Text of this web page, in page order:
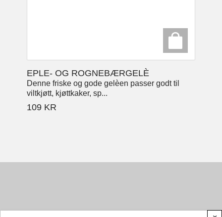
EPLE- OG ROGNEBÆRGELÈ
Denne friske og gode gelèen passer godt til
viltkjøtt, kjøttkaker, sp...
109 KR